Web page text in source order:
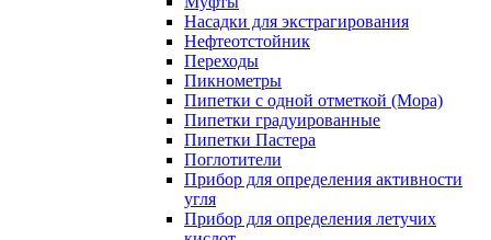
Насадки для экстрагирования
Нефтеотстойник
Переходы
Пикнометры
Пипетки с одной отметкой (Мора)
Пипетки градуированные
Пипетки Пастера
Поглотители
Прибор для определения активности
угля
Прибор для определения летучих